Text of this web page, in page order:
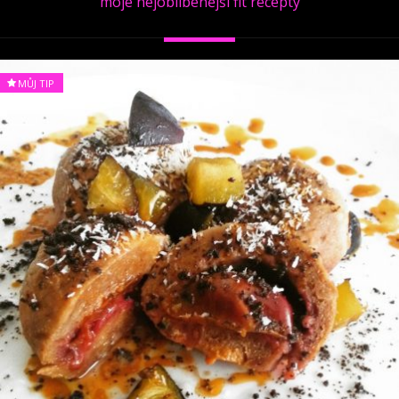
MŮJ TIP